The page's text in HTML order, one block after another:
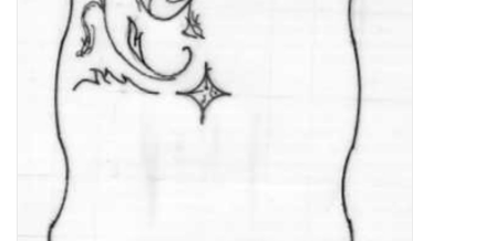
Zeitschriften
Neue Zeichnungen
NEUE ZEITSCHRIFTEN
ABONNEMENT DER
MODELLBAUER